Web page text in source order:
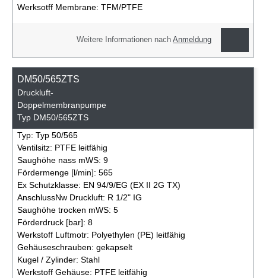
Werksotff Membrane: TFM/PTFE
Weitere Informationen nachAnmeldung
DM50/565ZTS
Druckluft-
Doppelmembranpumpe
Typ DM50/565ZTS
Typ: Typ 50/565
Ventilsitz: PTFE leitfähig
Saughöhe nass mWS: 9
Fördermenge [l/min]: 565
Ex Schutzklasse: EN 94/9/EG (EX II 2G TX)
AnschlussNw Druckluft: R 1/2" IG
Saughöhe trocken mWS: 5
Förderdruck [bar]: 8
Werkstoff Luftmotr: Polyethylen (PE) leitfähig
Gehäuseschrauben: gekapselt
Kugel / Zylinder: Stahl
Werkstoff Gehäuse: PTFE leitfähig